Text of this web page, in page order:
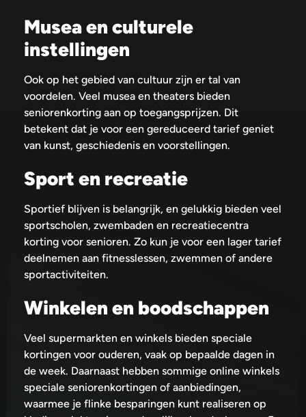
Musea en culturele
instellingen
Ook op het gebied van cultuur zijn er tal van
voordelen. Veel musea en theaters bieden
seniorenkorting aan op toegangsprijzen. Dit
betekent dat je voor een gereduceerd tarief geniet
van kunst, geschiedenis en voorstellingen.
Sport en recreatie
Sportief blijven is belangrijk, en gelukkig bieden veel
sportscholen, zwembaden en recreatiecentra
korting voor senioren. Zo kun je voor een lager tarief
deelnemen aan fitnesslessen, zwemmen of andere
sportactiviteiten.
Winkelen en boodschappen
Veel supermarkten en winkels bieden speciale
kortingen voor ouderen, vaak op bepaalde dagen in
de week. Daarnaast hebben sommige online winkels
speciale seniorenkortingen of aanbiedingen,
waarmee je flinke besparingen kunt realiseren op